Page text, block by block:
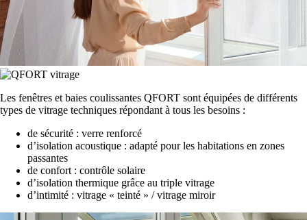
Les fenêtres et baies coulissantes QFORT sont équipées de différents
types de vitrage techniques répondant à tous les besoins :
de sécurité : verre renforcé
d’isolation acoustique : adapté pour les habitations en zones
passantes
de confort : contrôle solaire
d’isolation thermique grâce au triple vitrage
d’intimité : vitrage « teinté » / vitrage miroir